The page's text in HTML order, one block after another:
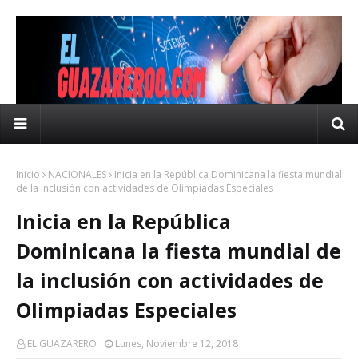
Inicio NACIONALES
Inicia en la República Dominicana la fiesta mundial
de la inclusión con actividades de Olimpiadas Especiales
Inicia en la República
Dominicana la fiesta mundial de
la inclusión con actividades de
Olimpiadas Especiales
EL GUAZARERO Lunes, Noviembre 12, 2018